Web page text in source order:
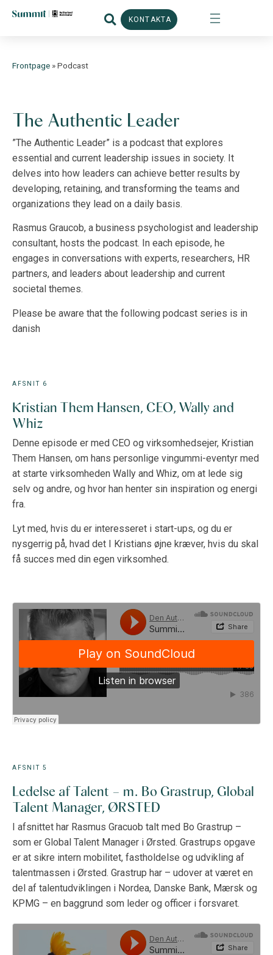
KONTAKTA
Frontpage »Podcast
The Authentic Leader
”The Authentic Leader” is a podcast that explores
essential and current leadership issues in society. It
delves into how leaders can achieve better results by
developing, retaining, and transforming the teams and
organizations they lead on a daily basis.
Rasmus Graucob, a business psychologist and leadership
consultant, hosts the podcast. In each episode, he
engages in conversations with experts, researchers, HR
partners, and leaders about leadership and current
societal themes.
Please be aware that the following podcast series is in
danish
AFSNIT 6
Kristian Them Hansen, CEO, Wally and
Whiz
Denne episode er med CEO og virksomhedsejer, Kristian
Them Hansen, om hans personlige vingummi-eventyr med
at starte virksomheden Wally and Whiz, om at lede sig
selv og andre, og hvor han henter sin inspiration og energi
fra.
Lyt med, hvis du er interesseret i start-ups, og du er
nysgerrig på, hvad det I Kristians øjne kræver, hvis du skal
få succes med din egen virksomhed.
AFSNIT 5
Ledelse af Talent – m. Bo Grastrup, Global
Talent Manager, ØRSTED
I afsnittet har Rasmus Gracuob talt med Bo Grastrup –
som er Global Talent Manager i Ørsted. Grastrups opgave
er at sikre intern mobilitet, fastholdelse og udvikling af
talentmassen i Ørsted. Grastrup har – udover at været en
del af talentudviklingen i Nordea, Danske Bank, Mærsk og
KPMG – en baggrund som leder og officer i forsvaret.